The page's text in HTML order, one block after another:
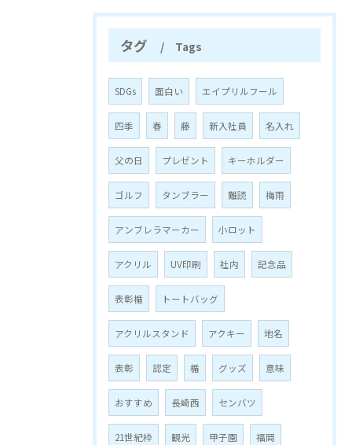
タグ Tags
SDGs 面白い エイプリルフール
四季 春 藤 新入社員 名入れ
父の日 プレゼント キーホルダー
ゴルフ タンブラー 難読 梅雨
アンブレラマーカー 小ロット
アクリル UV印刷 社内 記念品
表彰楯 トートバッグ
アクリルスタンド アクキー 地名
表彰 認定 楯 グッズ 意味
おすすめ 長崎西 センバツ
21世紀枠 観光 甲子園 福岡
お問い合わせはこちら